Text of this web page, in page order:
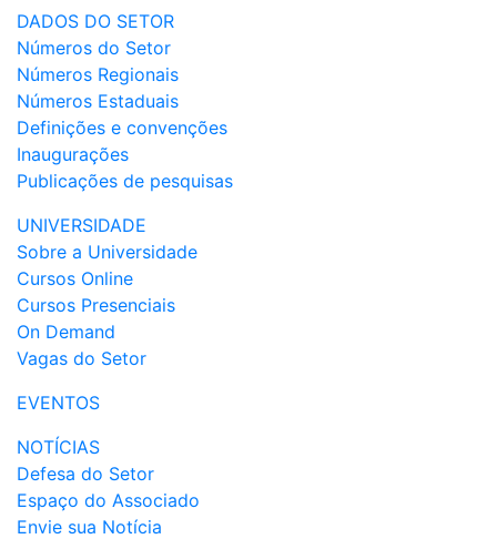
DADOS DO SETOR
Números do Setor
Números Regionais
Números Estaduais
Definições e convenções
Inaugurações
Publicações de pesquisas
UNIVERSIDADE
Sobre a Universidade
Cursos Online
Cursos Presenciais
On Demand
Vagas do Setor
EVENTOS
NOTÍCIAS
Defesa do Setor
Espaço do Associado
Envie sua Notícia